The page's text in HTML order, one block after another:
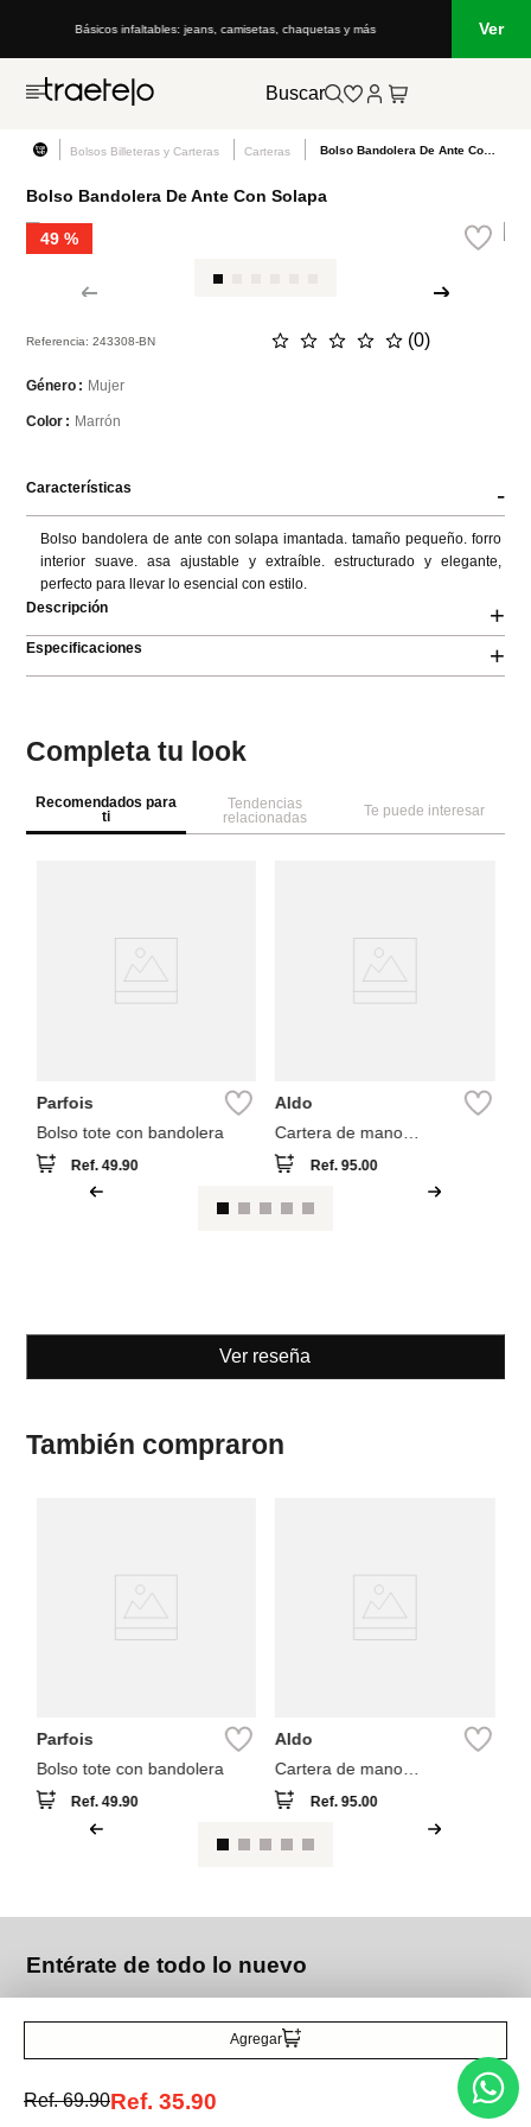
Básicos infaltables: jeans, camisetas, chaquetas y más Ver
Buscar
Bolsos Billeteras y Carteras Carteras
Bolso Bandolera De Ante Con Solapa
49 %
Referencia:243308-BN ☆ ☆ ☆ ☆ ☆ (0)
Género Mujer
Color Marrón
Características -
Bolso bandolera de ante con solapa imantada. tamaño pequeño. forro
interior suave. asa ajustable y extraíble. estructurado y elegante,
perfecto para llevar lo esencial con estilo.
Descripción
+
Especificaciones +
Agregar
Ref.69.90Ref. 35.90
Completa tu look
Recomendados para
ti
Tendencias
relacionadas
Te puede interesar
Parfois
Bolso tote con bandolera
Ref.49.90
Aldo
Cartera de mano
seashellminix
Ref. 95.00
Ver reseña
También compraron
Parfois
Bolso tote con bandolera
Ref.49.90
Aldo
Cartera de mano
seashellminix
Ref. 95.00
Entérate de todo lo nuevo
Suscribirse